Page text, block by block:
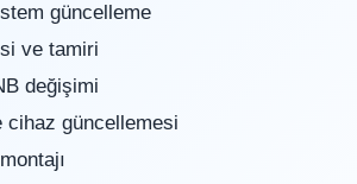
güncelleme
ve tamiri
değişimi
cihaz güncellemesi